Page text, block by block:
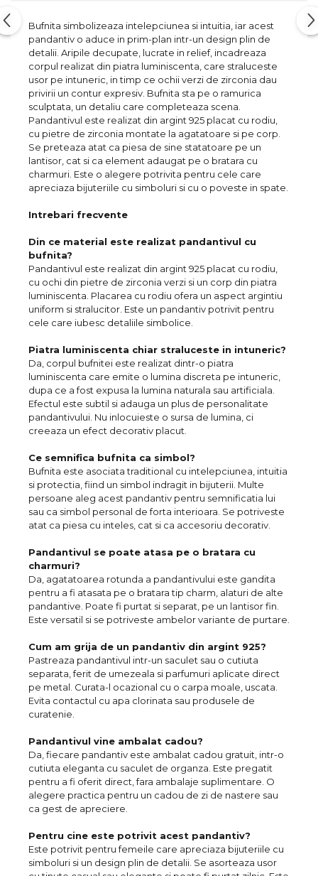
Bufnita simbolizeaza intelepciunea si intuitia, iar acest
pandantiv o aduce in prim-plan intr-un design plin de
detalii. Aripile decupate, lucrate in relief, incadreaza
corpul realizat din piatra luminiscenta, care straluceste
usor pe intuneric, in timp ce ochii verzi de zirconia dau
privirii un contur expresiv. Bufnita sta pe o ramurica
sculptata, un detaliu care completeaza scena.
Pandantivul este realizat din argint 925 placat cu rodiu,
cu pietre de zirconia montate la agatatoare si pe corp.
Se preteaza atat ca piesa de sine statatoare pe un
lantisor, cat si ca element adaugat pe o bratara cu
charmuri. Este o alegere potrivita pentru cele care
apreciaza bijuteriile cu simboluri si cu o poveste in spate.
Intrebari frecvente
Din ce material este realizat pandantivul cu
bufnita?
Pandantivul este realizat din argint 925 placat cu rodiu,
cu ochi din pietre de zirconia verzi si un corp din piatra
luminiscenta. Placarea cu rodiu ofera un aspect argintiu
uniform si stralucitor. Este un pandantiv potrivit pentru
cele care iubesc detaliile simbolice.
Piatra luminiscenta chiar straluceste in intuneric?
Da, corpul bufnitei este realizat dintr-o piatra
luminiscenta care emite o lumina discreta pe intuneric,
dupa ce a fost expusa la lumina naturala sau artificiala.
Efectul este subtil si adauga un plus de personalitate
pandantivului. Nu inlocuieste o sursa de lumina, ci
creeaza un efect decorativ placut.
Ce semnifica bufnita ca simbol?
Bufnita este asociata traditional cu intelepciunea, intuitia
si protectia, fiind un simbol indragit in bijuterii. Multe
persoane aleg acest pandantiv pentru semnificatia lui
sau ca simbol personal de forta interioara. Se potriveste
atat ca piesa cu inteles, cat si ca accesoriu decorativ.
Pandantivul se poate atasa pe o bratara cu
charmuri?
Da, agatatoarea rotunda a pandantivului este gandita
pentru a fi atasata pe o bratara tip charm, alaturi de alte
pandantive. Poate fi purtat si separat, pe un lantisor fin.
Este versatil si se potriveste ambelor variante de purtare.
Cum am grija de un pandantiv din argint 925?
Pastreaza pandantivul intr-un saculet sau o cutiuta
separata, ferit de umezeala si parfumuri aplicate direct
pe metal. Curata-l ocazional cu o carpa moale, uscata.
Evita contactul cu apa clorinata sau produsele de
curatenie.
Pandantivul vine ambalat cadou?
Da, fiecare pandantiv este ambalat cadou gratuit, intr-o
cutiuta eleganta cu saculet de organza. Este pregatit
pentru a fi oferit direct, fara ambalaje suplimentare. O
alegere practica pentru un cadou de zi de nastere sau
ca gest de apreciere.
Pentru cine este potrivit acest pandantiv?
Este potrivit pentru femeile care apreciaza bijuteriile cu
simboluri si un design plin de detalii. Se asorteaza usor